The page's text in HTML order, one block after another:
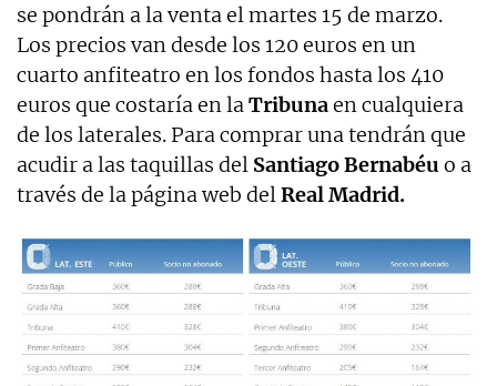
se pondrán a la venta el martes 15 de marzo.
Los precios van desde los 120 euros en un
cuarto anfiteatro en los fondos hasta los 410
euros que costaría en laTribunaen cualquiera
de los laterales. Para comprar una tendrán que
acudir a las taquillas del Santiago Bernabéu o a
través de la página web delReal Madrid.